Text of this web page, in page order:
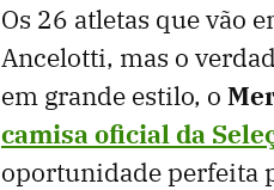
Os 26 atletas que vão
Ancelotti, mas o
em grande estilo, o
camisa oficial da
oportunidade perfeita